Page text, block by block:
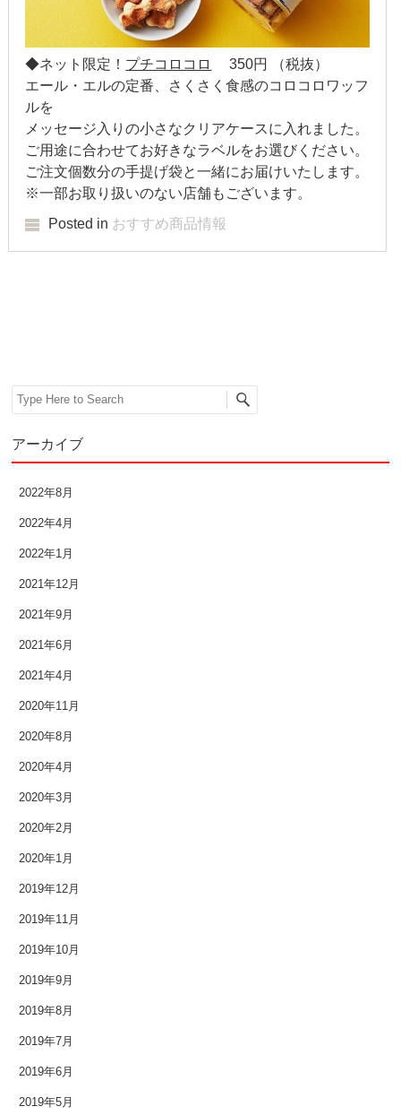
2008年12月
2007年11月
◆ネット限定！ プチコロコロ 350円 （税抜）
エール・エルの定番、さくさく食感のコロコロワッフ
ルを
メッセージ入りの小さなクリアケースに入れました。
ご用途に合わせてお好きなラベルをお選びください。
ご注文個数分の手提げ袋と一緒にお届けいたします。
※一部お取り扱いのない店舗もございます。
Posted in おすすめ商品情報
Search
アーカイブ
2022年8月
2022年4月
2022年1月
2021年12月
2021年9月
2021年6月
2021年4月
2020年11月
2020年8月
2020年4月
2020年3月
2020年2月
2020年1月
2019年12月
2019年11月
2019年10月
2019年9月
2019年8月
2019年7月
2019年6月
2019年5月